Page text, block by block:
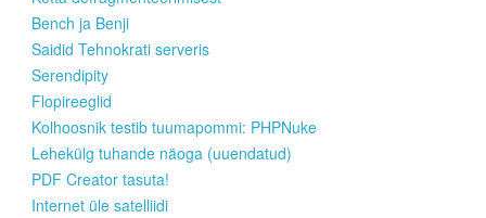
Bench ja Benji
Saidid Tehnokrati serveris
Serendipity
Flopireeglid
Kolhoosnik testib tuumapommi: PHPNuke
Lehekülg tuhande näoga (uuendatud)
PDF Creator tasuta!
Internet üle satelliidi